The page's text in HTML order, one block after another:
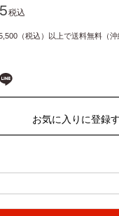
税込
（税込）以上で送料無料（
お気に入りに登録